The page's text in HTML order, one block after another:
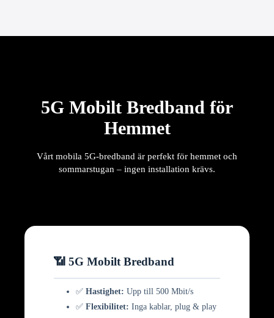
5G Mobilt Bredband för
Hemmet
Vårt mobila 5G-bredband är perfekt för hemmet och
sommarstugan – ingen installation krävs.
📶 5G Mobilt Bredband
✅ Hastighet: Upp till 500 Mbit/s
✅ Flexibilitet: Inga kablar, plug & play